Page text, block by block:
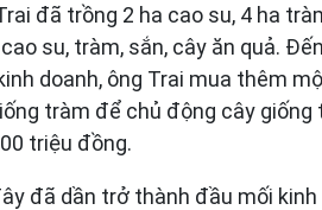
đã trồng 2 ha cao su, 4 ha
su, tràm, sắn, cây ăn quả.
doanh, ông Trai mua thêm
tràm để chủ động cây
triệu đồng.
đã dần trở thành đầu mối